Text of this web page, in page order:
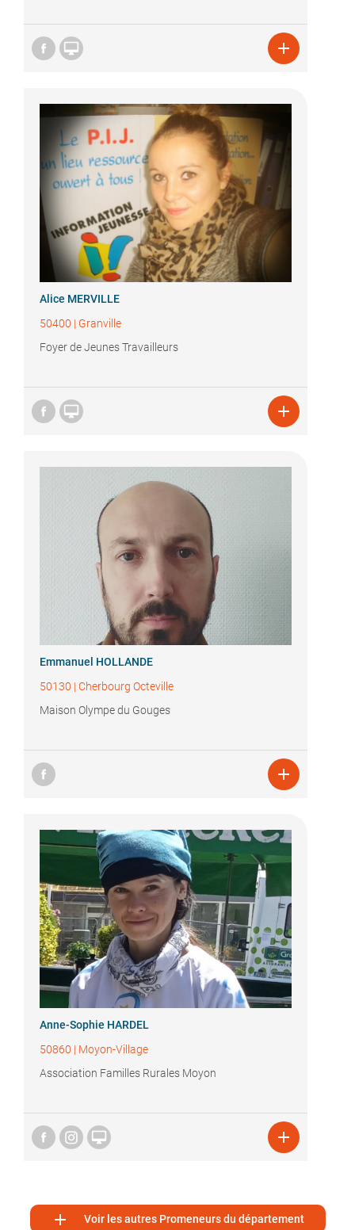
 
Alice MERVILLE
50400 | Granville
Foyer de Jeunes Travailleurs
 
Emmanuel HOLLANDE
50130 | Cherbourg Octeville
Maison Olympe du Gouges

Anne-Sophie HARDEL
50860 | Moyon-Village
Association Familles Rurales Moyon
 
 Voir les autres Promeneurs du département